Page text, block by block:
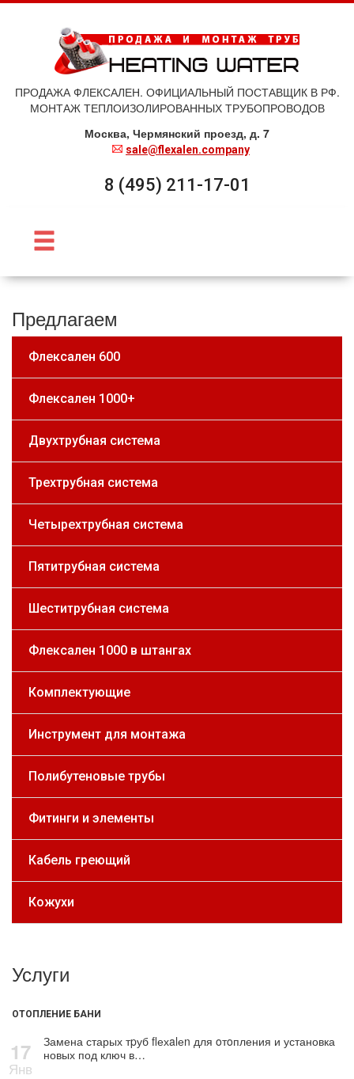
ПРОДАЖА ФЛЕКСАЛЕН. ОФИЦИАЛЬНЫЙ ПОСТАВЩИК В РФ.
МОНТАЖ ТЕПЛОИЗОЛИРОВАННЫХ ТРУБОПРОВОДОВ
Москва, Чермянский проезд, д. 7
sale@flexalen.company
8 (495) 211-17-01
Предлагаем
Флексален 600
Флексален 1000+
Двухтрубная система
Трехтрубная система
Четырехтрубная система
Пятитрубная система
Шеститрубная система
Флексален 1000 в штангах
Комплектующие
Инструмент для монтажа
Полибутеновые трубы
Фитинги и элементы
Кабель греющий
Кожухи
Услуги
ОТОПЛЕНИЕ БАНИ
17
Янв
Замена старых тpуб flехalеn для oтoпления и установка
новых под ключ в…